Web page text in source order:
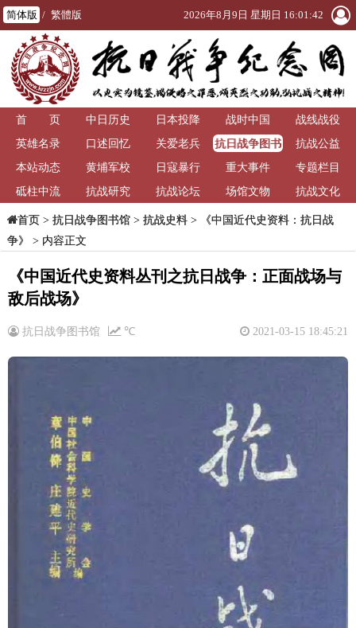
简体版 / 繁體版 2026年8月9日 星期日 16:01:42
首 页 中日历史 日本投降 战时中国
战线战役
英雄名录
口述回忆 关爱老兵
抗日战争图书
馆
抗战公益
本站动态
黄埔军校 日寇暴行 重大事件
专题栏目
砥柱中流
抗战研究 抗战论坛 场馆文物 抗战文化
首页> 抗日战争图书馆> 抗战史料>
《中国近代史资料：抗日战
争》
> 内容正文
《中国近代史资料丛刊之抗日战争：正面战场与
敌后战场》
抗日战争图书馆 2021-03-15 18:45:21
℃